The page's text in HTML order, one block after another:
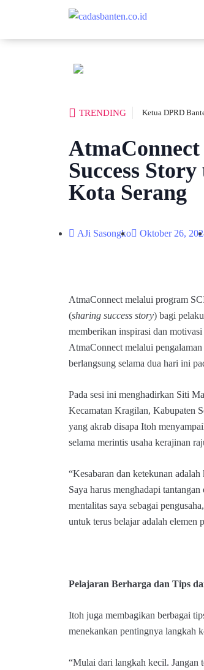
TRENDING Ketua DPRD
Success
Kota Serang
AJi Sasongko Oktober 26,
AtmaConnect melalui program
(sharing success story) bagi
memberikan inspirasi dan
AtmaConnect melalui
berlangsung selama dua hari ini
Pada sesi ini menghadirkan Siti
Kecamatan Kragilan, Kabupaten
yang akrab disapa Itoh
selama merintis usaha kerajinan
“Kesabaran dan ketekunan
Saya harus menghadapi
mentalitas saya sebagai
untuk terus belajar adalah elemen
Pelajaran Berharga dan Tips
Itoh juga membagikan berbagai
menekankan pentingnya langkah
“Mulai dari langkah kecil. Jangan